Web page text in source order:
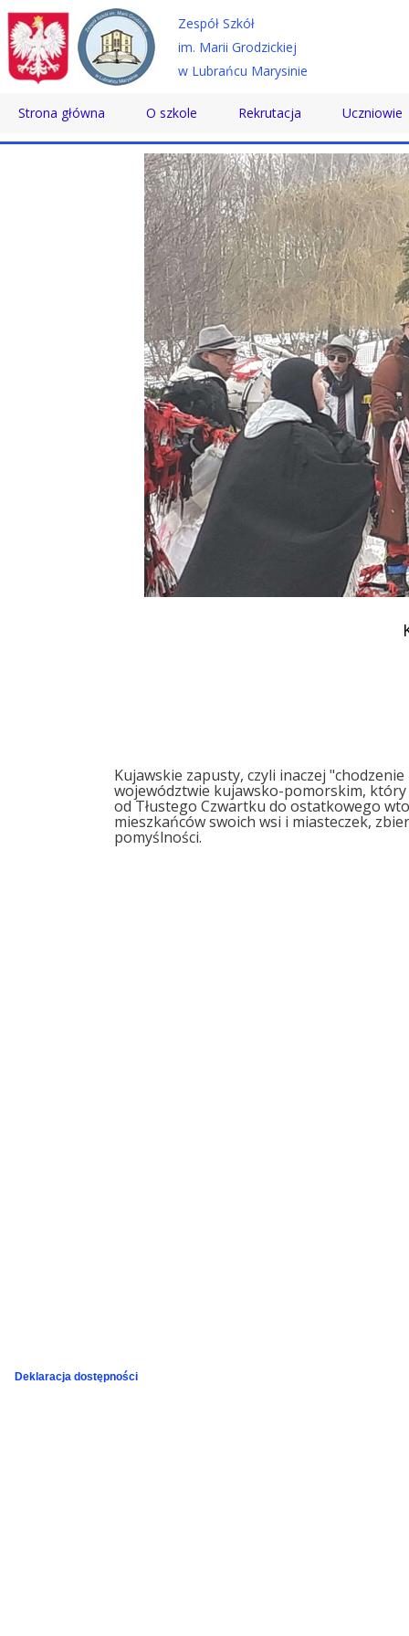
Strona główna O szkole
Historia
Patron
Dyrektor
Nauczyciele
Pracownicy
Absolwenci
Certyfikaty
Podziękowania
Programy
Porozumienia
Rekrutacja
Technikum
Szkoła Branżowa
Szkoła Policealna
Uczniowie
Samorząd
Wolontariat
Doradztwo
Pomoc
Biblioteka
SKS
Konkursy
Zespół Szkół
im. Marii Grodzickiej
w Lubrańcu Marysinie
Kujawskie zapusty, czyli inaczej
województwie kujawsko-pomorskim,
od Tłustego Czwartku do ostatkowego
mieszkańców swoich wsi i miasteczek,
pomyślności.
Deklaracja dostępności